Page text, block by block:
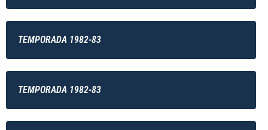
TEMPORADA 1982-83
TEMPORADA 1982-83